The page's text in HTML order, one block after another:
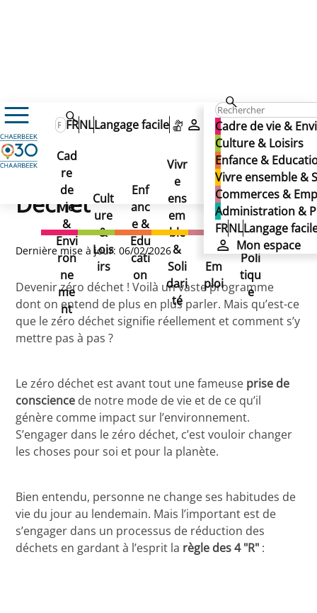
Cadre de vie &
Culture & Loisirs
Enfance &
Vivre ensemble &
Commerces &
Administration &
FRNLLangage
Mon espace
FRNLLangage facile
Mon espace
Cad
re
de
vie
&
Envi
ron
ne
me
nt
Cult
ure
&
Lois
irs
Enf
anc
e &
Edu
cati
on
Vivr
e
ens
em
ble
&
Soli
dari
té
Co
mm
erc
es
&
Em
ploi
Ad
min
istr
atio
n &
Poli
tiqu
e
Cadre de vie & Environnement
Environnement & Développement durable
Zéro Déchet
Principe du "Zéro Déchet"
Principe du "Zéro
Déchet"
Principe du "Zéro Déchet"
Dernière mise à jour: 06/02/2026
Devenir zéro déchet ! Voilà un vaste programme
dont on entend de plus en plus parler. Mais qu’est-ce
que le zéro déchet signifie réellement et comment s’y
mettre pas à pas ?
Le zéro déchet est avant tout une fameuse prise de
conscience de notre mode de vie et de ce qu’il
génère comme impact sur l’environnement.
S’engager dans le zéro déchet, c’est vouloir changer
les choses pour soi et pour la planète.
Bien entendu, personne ne change ses habitudes de
vie du jour au lendemain. Mais l’important est de
s’engager dans un processus de réduction des
déchets en gardant à l’esprit la règle des 4 "R" :